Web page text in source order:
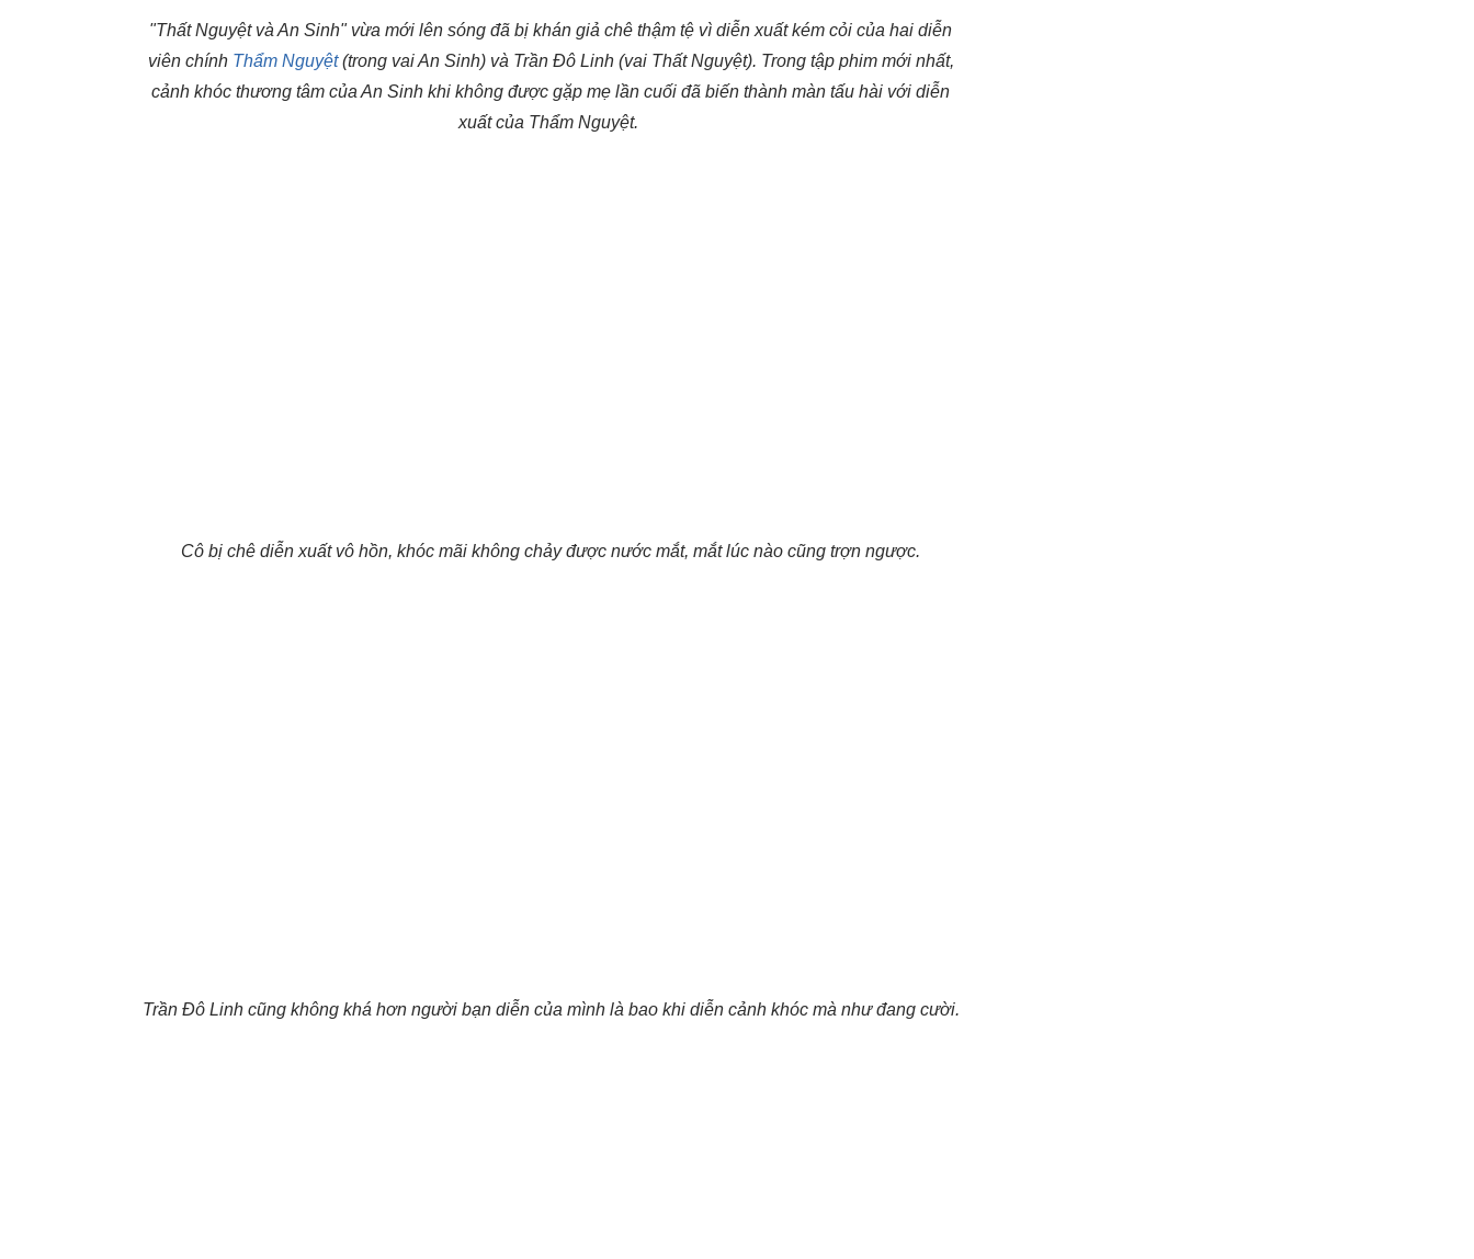
"Thất Nguyệt và An Sinh" vừa mới lên sóng đã bị khán giả chê thậm tệ vì diễn xuất kém cỏi của hai diễn
viên chính Thẩm Nguyệt(trong vai An Sinh) và Trần Đô Linh (vai Thất Nguyệt). Trong tập phim mới nhất,
cảnh khóc thương tâm của An Sinh khi không được gặp mẹ lần cuối đã biến thành màn tấu hài với diễn
xuất của Thẩm Nguyệt.
Cô bị chê diễn xuất vô hồn, khóc mãi không chảy được nước mắt, mắt lúc nào cũng trợn ngược.
Trần Đô Linh cũng không khá hơn người bạn diễn của mình là bao khi diễn cảnh khóc mà như đang cười.